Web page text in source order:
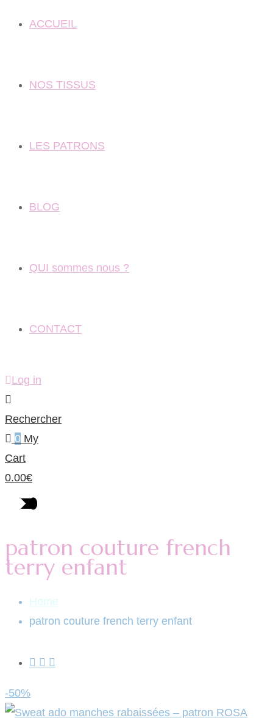
ACCUEIL
NOS TISSUS
LES PATRONS
BLOG
QUI sommes nous ?
CONTACT
Log in
Rechercher
0 My
Cart
0.00€
patron couture french
terry enfant
Home
patron couture french terry enfant
-50%